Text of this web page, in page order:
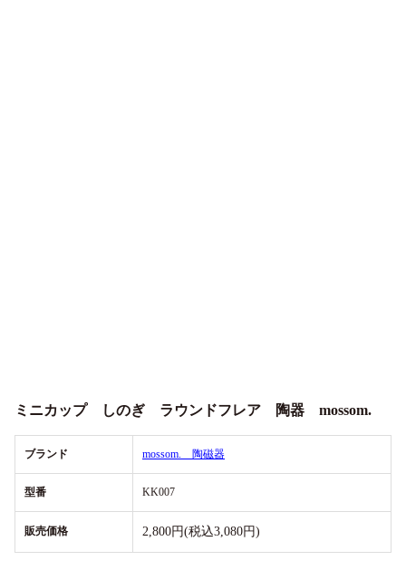
ミニカップ しのぎ ラウンドフレア 陶器 mossom.
ブランド mossom. 陶磁器
型番 KK007
販売価格 2,800円(税込3,080円)